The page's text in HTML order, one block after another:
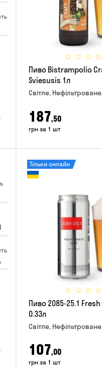
Пиво Bistrampolio
Sviesusis 1л
Світле,
187,50
грн за 1 шт
Тільки онлайн
Пиво 2085-25.1
0.33л
Світле,
107,00
грн за 1 шт